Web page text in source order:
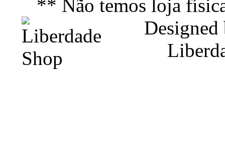
** Não temos loja